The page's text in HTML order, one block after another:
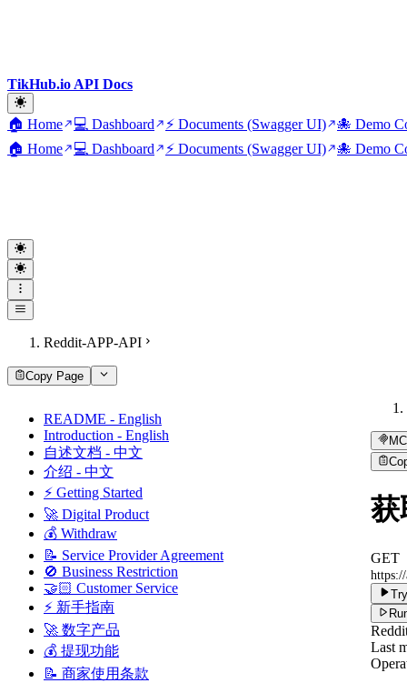
TikHub.io API Docs
🏠 Home 💻 Dashboard ⚡ Documents (Swagger UI)
🐙 Demo
🏠 Home
💻 Dashboard ⚡ Documents (Swagger UI) 🐙 Demo
Reddit-APP-API
Copy Page
README - English
Introduction - English
自述文档 - 中文
介绍 - 中文
⚡ Getting Started
🚀 Digital Product
💰 Withdraw
📝 Service Provider Agreement
🚫 Business Restriction
🤝🏻 Customer Service
⚡ 新手指南
🚀 数字产品
💰 提现功能
📝 商家使用条款
获
GET
Last